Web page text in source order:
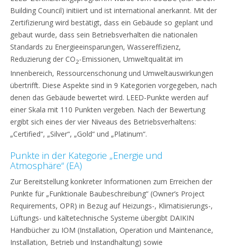
Building Council) initiiert und ist international anerkannt. Mit der
Zertifizierung wird bestätigt, dass ein Gebäude so geplant und
gebaut wurde, dass sein Betriebsverhalten die nationalen
Standards zu Energieeinsparungen, Wassereffizienz,
Reduzierung der CO2-Emissionen, Umweltqualität im
Innenbereich, Ressourcenschonung und Umweltauswirkungen
übertrifft. Diese Aspekte sind in 9 Kategorien vorgegeben, nach
denen das Gebäude bewertet wird. LEED-Punkte werden auf
einer Skala mit 110 Punkten vergeben. Nach der Bewertung
ergibt sich eines der vier Niveaus des Betriebsverhaltens:
„Certified“, „Silver“, „Gold“ und „Platinum“.
Punkte in der Kategorie „Energie und
Atmosphäre“ (EA)
Zur Bereitstellung konkreter Informationen zum Erreichen der
Punkte für „Funktionale Baubeschreibung“ (Owner’s Project
Requirements, OPR) in Bezug auf Heizungs-, Klimatisierungs-,
Lüftungs- und kältetechnische Systeme übergibt DAIKIN
Handbücher zu IOM (Installation, Operation und Maintenance,
Installation, Betrieb und Instandhaltung) sowie